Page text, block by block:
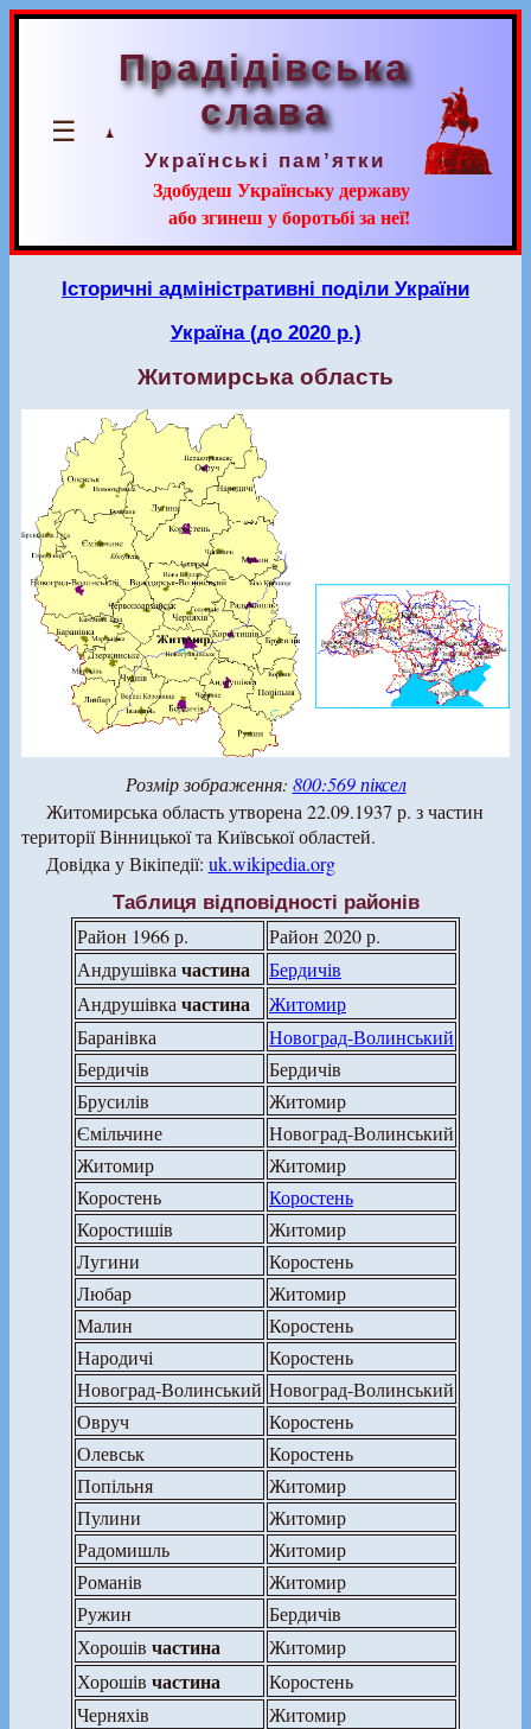
☰
Прадідівська
слава
Українські пам’ятки
Здобудеш Українську державу
або згинеш у боротьбі за неї!
Історичні адміністративні поділи України
Україна (до 2020 р.)
Житомирська область
Розмір зображення: 800:569 піксел
Житомирська область утворена 22.09.1937 р. з частин
території Вінницької та Київської областей.
Довідка у Вікіпедії: uk.wikipedia.org
Таблиця відповідності районів
Район 1966 р.
Район 2020 р.
Андрушівка частина
Бердичів
Андрушівка частина
Житомир
Баранівка
Новоград-Волинський
Бердичів
Бердичів
Брусилів
Житомир
Ємільчине
Новоград-Волинський
Житомир
Житомир
Коростень
Коростень
Коростишів
Житомир
Лугини
Коростень
Любар
Житомир
Малин
Коростень
Народичі
Коростень
Новоград-Волинський Новоград-Волинський
Овруч
Коростень
Олевськ
Коростень
Попільня
Житомир
Пулини
Житомир
Радомишль
Житомир
Романів
Житомир
Ружин
Бердичів
Хорошів частина
Житомир
Хорошів частина
Коростень
Черняхів
Житомир